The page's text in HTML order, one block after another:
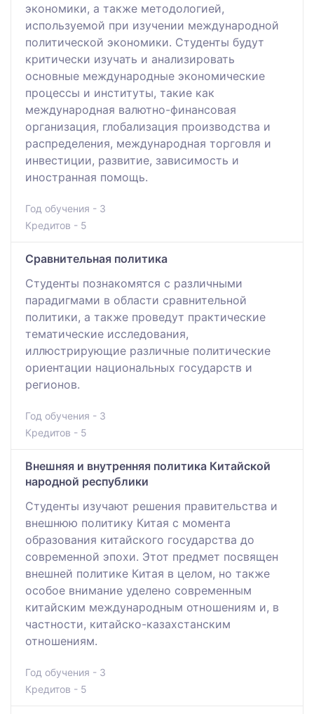
экономики, а также методологией,
используемой при изучении международной
политической экономики. Студенты будут
критически изучать и анализировать
основные международные экономические
процессы и институты, такие как
международная валютно-финансовая
организация, глобализация производства и
распределения, международная торговля и
инвестиции, развитие, зависимость и
иностранная помощь.
Год обучения - 3
Кредитов - 5
Сравнительная политика
Студенты познакомятся с различными
парадигмами в области сравнительной
политики, а также проведут практические
тематические исследования,
иллюстрирующие различные политические
ориентации национальных государств и
регионов.
Год обучения - 3
Кредитов - 5
Внешняя и внутренняя политика Китайской
народной республики
Студенты изучают решения правительства и
внешнюю политику Китая с момента
образования китайского государства до
современной эпохи. Этот предмет посвящен
внешней политике Китая в целом, но также
особое внимание уделено современным
китайским международным отношениям и, в
частности, китайско-казахстанским
отношениям.
Год обучения - 3
Кредитов - 5